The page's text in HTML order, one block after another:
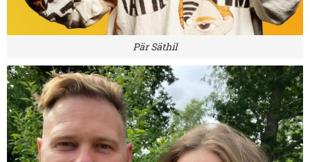
Pär Säthil